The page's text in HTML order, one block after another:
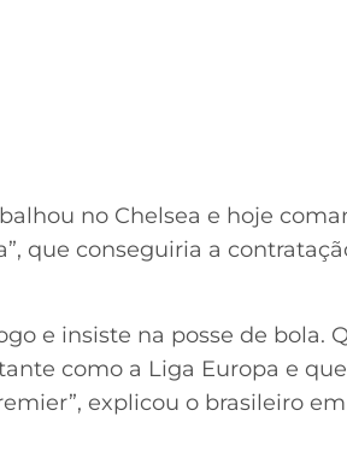
no Chelsea e hoje
que conseguiria a
e insiste na posse de bola.
como a Liga Europa e que
explicou o brasileiro em